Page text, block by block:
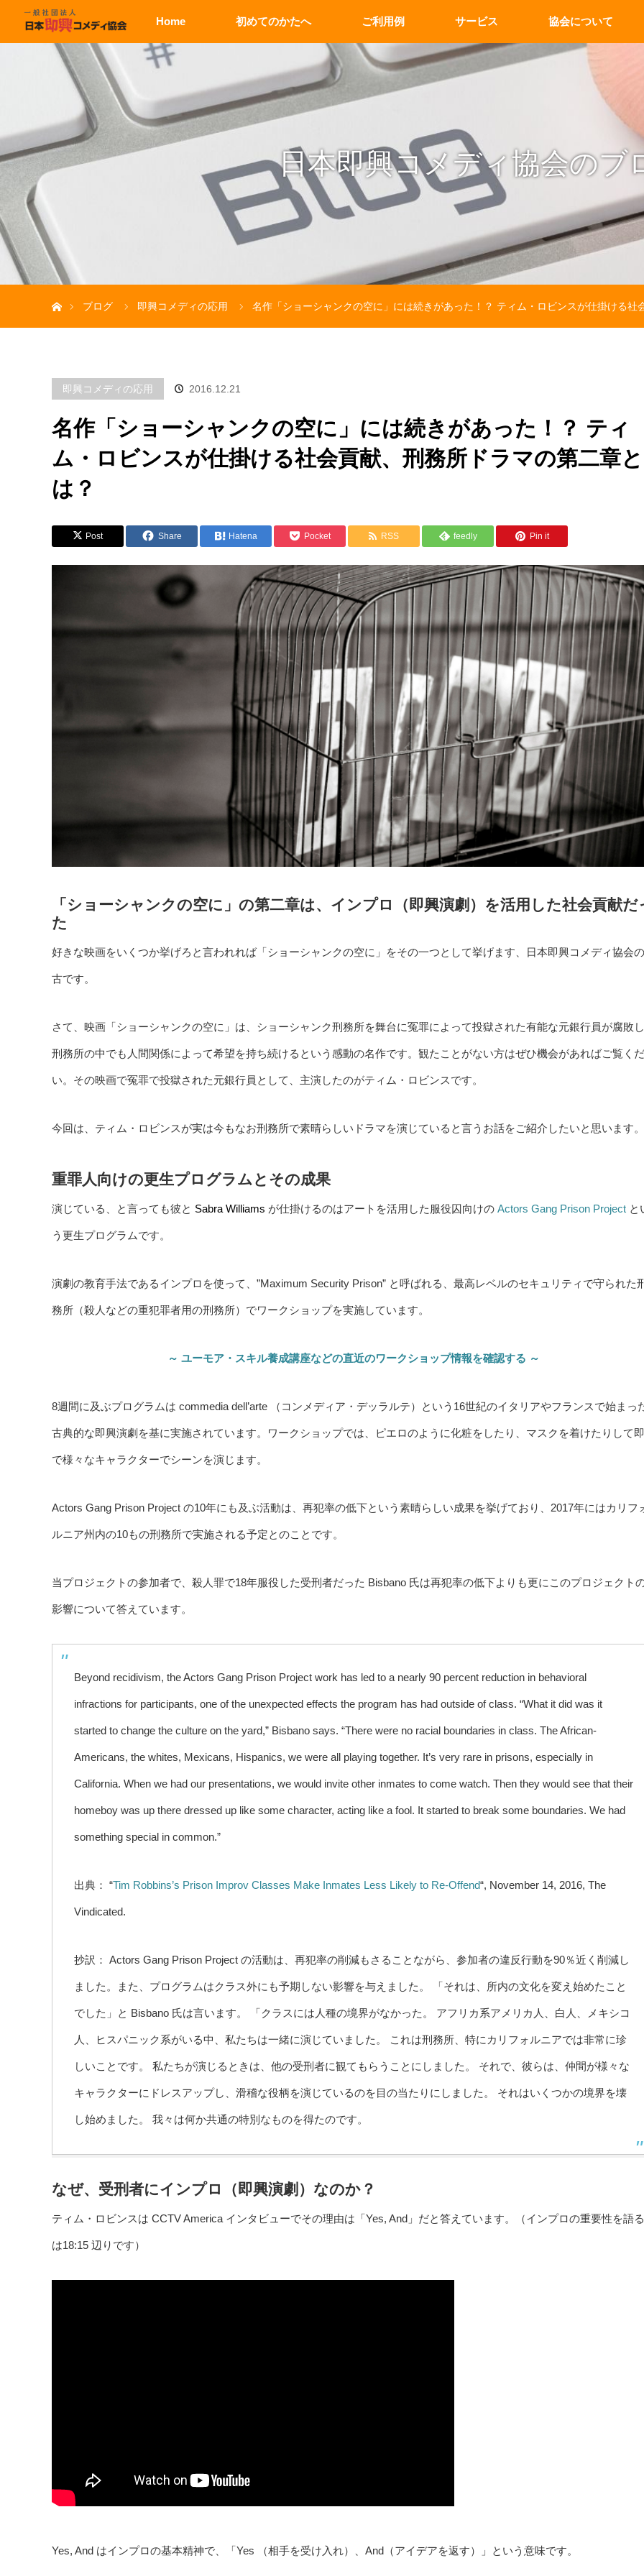
Home 初めてのかたへ ご利用例 サービス 協会について
日本即興コメディ協会のブ
ブログ
即興コメディの応用 名作「ショーシャンクの空に」には続きがあった！？ ティム・ロビンスが仕掛ける社
即興コメディの応用 2016.12.21
名作「ショーシャンクの空に」には続きがあった！？ ティ
ム・ロビンスが仕掛ける社会貢献、刑務所ドラマの第二章と
は？
Post Share Hatena Pocket RSS feedly Pin it
「ショーシャンクの空に」の第二章は、インプロ（即興演劇）を活用した社会貢献だ
た
好きな映画をいくつか挙げろと言われれば「ショーシャンクの空に」をその一つとして挙げます、日本即興コメディ協会
古です。
さて、映画「ショーシャンクの空に」は、ショーシャンク刑務所を舞台に冤罪によって投獄された有能な元銀行員が腐敗
刑務所の中でも人間関係によって希望を持ち続けるという感動の名作です。観たことがない方はぜひ機会があればご覧く
い。その映画で冤罪で投獄された元銀行員として、主演したのがティム・ロビンスです。
今回は、ティム・ロビンスが実は今もなお刑務所で素晴らしいドラマを演じていると言うお話をご紹介したいと思います。
重罪人向けの更生プログラムとその成果
演じている、と言っても彼と Sabra Williams が仕掛けるのはアートを活用した服役囚向けの Actors Gang Prison Project と
う更生プログラムです。
演劇の教育手法であるインプロを使って、”Maximum Security Prison” と呼ばれる、最高レベルのセキュリティで守られた
務所（殺人などの重犯罪者用の刑務所）でワークショップを実施しています。
～ ユーモア・スキル養成講座などの直近のワークショップ情報を確認する ～
8週間に及ぶプログラムは commedia dell’arte （コンメディア・デッラルテ）という16世紀のイタリアやフランスで始まっ
古典的な即興演劇を基に実施されています。ワークショップでは、ピエロのように化粧をしたり、マスクを着けたりして
で様々なキャラクターでシーンを演じます。
Actors Gang Prison Project の10年にも及ぶ活動は、再犯率の低下という素晴らしい成果を挙げており、2017年にはカリフ
ルニア州内の10もの刑務所で実施される予定とのことです。
当プロジェクトの参加者で、殺人罪で18年服役した受刑者だった Bisbano 氏は再犯率の低下よりも更にこのプロジェクト
影響について答えています。
Beyond recidivism, the Actors Gang Prison Project work has led to a nearly 90 percent reduction in behavioral
infractions for participants, one of the unexpected effects the program has had outside of class. “What it did was it
started to change the culture on the yard,” Bisbano says. “There were no racial boundaries in class. The African-
Americans, the whites, Mexicans, Hispanics, we were all playing together. It’s very rare in prisons, especially in
California. When we had our presentations, we would invite other inmates to come watch. Then they would see that their
homeboy was up there dressed up like some character, acting like a fool. It started to break some boundaries. We had
something special in common.”
出典： “Tim Robbins’s Prison Improv Classes Make Inmates Less Likely to Re-Offend“, November 14, 2016, The
Vindicated.
抄訳： Actors Gang Prison Project の活動は、再犯率の削減もさることながら、参加者の違反行動を90％近く削減し
ました。また、プログラムはクラス外にも予期しない影響を与えました。 「それは、所内の文化を変え始めたこと
でした」と Bisbano 氏は言います。 「クラスには人種の境界がなかった。 アフリカ系アメリカ人、白人、メキシコ
人、ヒスパニック系がいる中、私たちは一緒に演じていました。 これは刑務所、特にカリフォルニアでは非常に珍
しいことです。 私たちが演じるときは、他の受刑者に観てもらうことにしました。 それで、彼らは、仲間が様々な
キャラクターにドレスアップし、滑稽な役柄を演じているのを目の当たりにしました。 それはいくつかの境界を壊
し始めました。 我々は何か共通の特別なものを得たのです。
なぜ、受刑者にインプロ（即興演劇）なのか？
ティム・ロビンスは CCTV America インタビューでその理由は「Yes, And」だと答えています。（インプロの重要性を語
は18:15 辺りです）
Yes, And はインプロの基本精神で、「Yes （相手を受け入れ）、And（アイデアを返す）」という意味です。